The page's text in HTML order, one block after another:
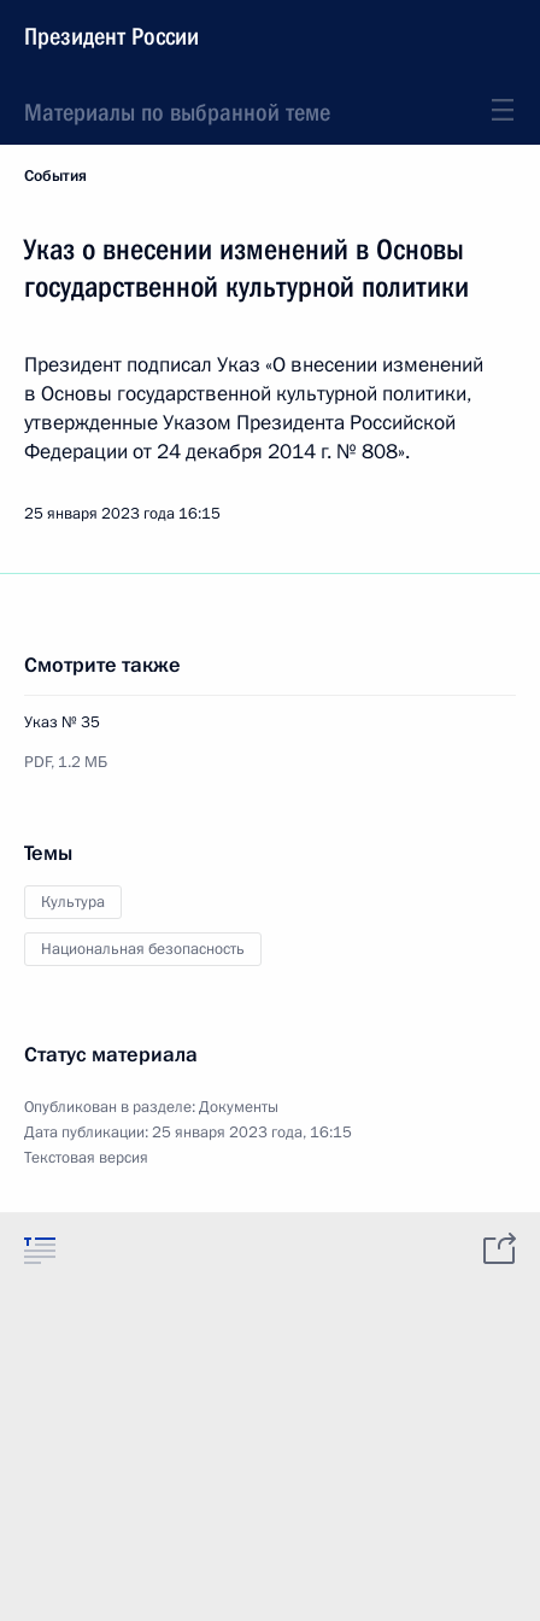
Президент России
Материалы по выбранной теме
События
Указ о внесении изменений в Основы
государственной культурной политики
Президент подписал Указ «О внесении изменений
в Основы государственной культурной политики,
утвержденные Указом Президента Российской
Федерации от 24 декабря 2014 г. № 808».
25 января 2023 года 16:15
Смотрите также
Указ № 35
PDF, 1.2 МБ
Темы
Культура
Национальная безопасность
Статус материала
Опубликован в разделе:Документы
Дата публикации:25 января 2023 года, 16:15
Текстовая версия